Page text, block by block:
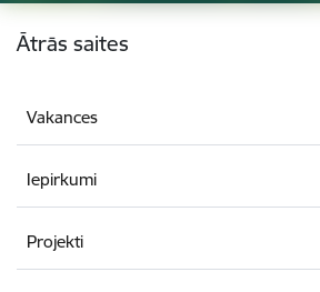
Kājene
Ātrās saites
Vakances
Iepirkumi
Projekti